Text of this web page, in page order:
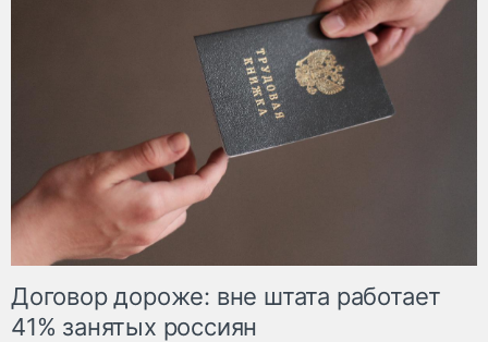
Договор дороже: вне штата работает
41% занятых россиян